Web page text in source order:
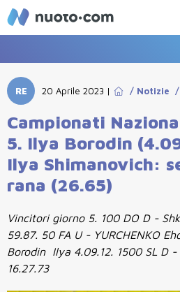
RE 20 Aprile 2023 | / Notizie /
Campionati
5. Ilya Borodin
Ilya Shimanovich:
rana (26.65)
Vincitori giorno 5. 100 DO D -
59.87. 50 FA U - YURCHENKO
Borodin Ilya 4.09.12. 1500 SL D -
16.27.73